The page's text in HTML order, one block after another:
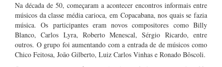
Na década de 50, começaram a acontecer encontros informais entre
músicos da classe média carioca, em Copacabana, nos quais se fazia
música. Os participantes eram novos compositores como Billy
Blanco, Carlos Lyra, Roberto Menescal, Sérgio Ricardo, entre
outros. O grupo foi aumentando com a entrada de de músicos como
Chico Feitosa, João Gilberto, Luiz Carlos Vinhas e Ronado Bôscoli.